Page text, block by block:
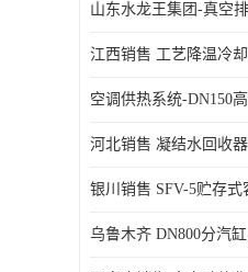
江西销售 工艺降温冷却